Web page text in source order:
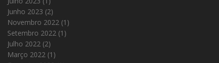
Junho 2023 (2)
Novembro 2022 (1)
Setembro 2022 (1)
Julho 2022 (2)
Março 2022 (1)